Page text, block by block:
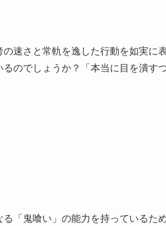
速さと常軌を逸した行動を如実に
のでしょうか？「本当に目を潰す
「鬼喰い」の能力を持っているた